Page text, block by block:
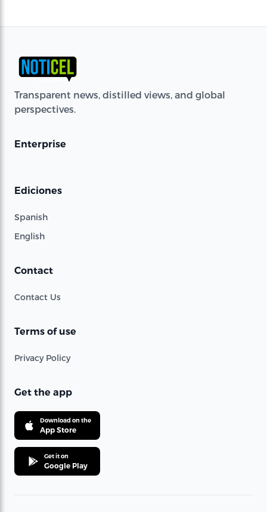
Transparent news, distilled views, and global
perspectives.
Enterprise
Ediciones
Spanish
English
Contact
Contact Us
Terms of use
Privacy Policy
Get the app
Download on the
App Store
Get it on
Google Play